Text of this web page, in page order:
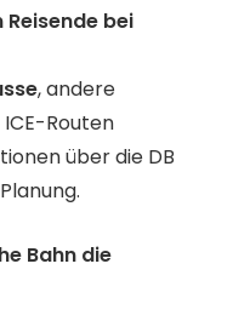
bei
, andere
Routen
über die DB
Bahn die